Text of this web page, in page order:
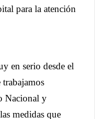
para la atención
en serio desde el
Nacional y
medidas que